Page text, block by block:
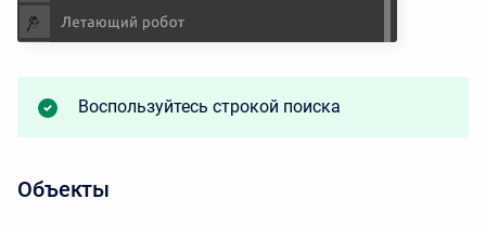
Воспользуйтесь строкой поиска
Объекты